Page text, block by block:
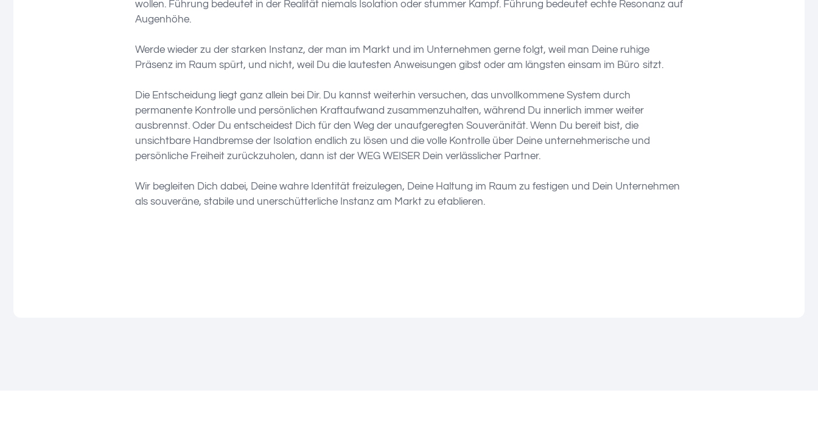
wollen. Führung bedeutet in der Realität niemals Isolation oder stummer Kampf. Führung bedeutet echte Resonanz auf
Augenhöhe.
Werde wieder zu der starken Instanz, der man im Markt und im Unternehmen gerne folgt, weil man Deine ruhige
Präsenz im Raum spürt, und nicht, weil Du die lautesten Anweisungen gibst oder am längsten einsam im Büro sitzt.
Die Entscheidung liegt ganz allein bei Dir. Du kannst weiterhin versuchen, das unvollkommene System durch
permanente Kontrolle und persönlichen Kraftaufwand zusammenzuhalten, während Du innerlich immer weiter
ausbrennst. Oder Du entscheidest Dich für den Weg der unaufgeregten Souveränität. Wenn Du bereit bist, die
unsichtbare Handbremse der Isolation endlich zu lösen und die volle Kontrolle über Deine unternehmerische und
persönliche Freiheit zurückzuholen, dann ist der WEG WEISER Dein verlässlicher Partner.
Wir begleiten Dich dabei, Deine wahre Identität freizulegen, Deine Haltung im Raum zu festigen und Dein Unternehmen
als souveräne, stabile und unerschütterliche Instanz am Markt zu etablieren.